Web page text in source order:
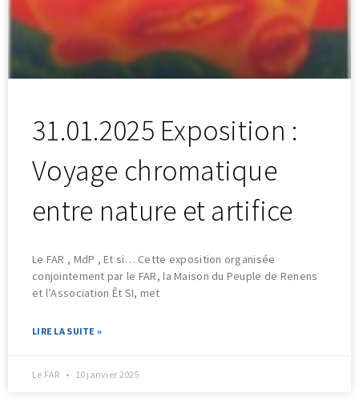
31.01.2025 Exposition :
Voyage chromatique
entre nature et artifice
Le FAR , MdP , Et si… Cette exposition organisée
conjointement par le FAR, la Maison du Peuple de Renens
et l’Association Êt SI, met
LIRE LA SUITE »
Le FAR 10 janvier 2025